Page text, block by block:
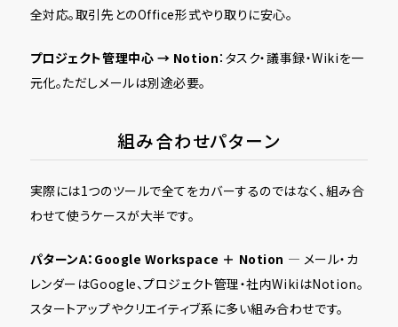
全対応。取引先とのOffice形式やり取りに安心。
プロジェクト管理中心 → Notion：タスク・議事録・Wikiを一
元化。ただしメールは別途必要。
組み合わせパターン
実際には1つのツールで全てをカバーするのではなく、組み合
わせて使うケースが大半です。
パターンA：Google Workspace ＋ Notion — メール・カ
レンダーはGoogle、プロジェクト管理・社内WikiはNotion。
スタートアップやクリエイティブ系に多い組み合わせです。